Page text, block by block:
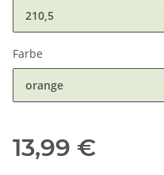
210,5
Farbe
orange
13,99 €